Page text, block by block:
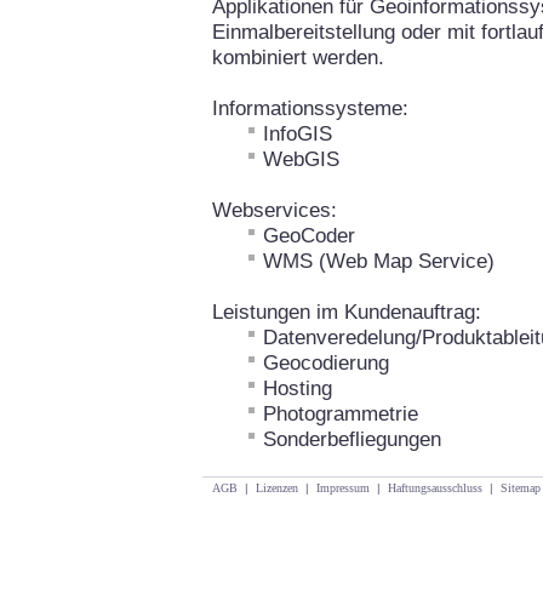
Applikationen für
Einmalbereitstellung oder mit
kombiniert werden.
Informationssysteme:
InfoGIS
WebGIS
Webservices:
GeoCoder
WMS (Web Map Service)
Leistungen im Kundenauftrag:
Datenveredelung/
Geocodierung
Hosting
Photogrammetrie
Sonderbefliegungen
AGB | Lizenzen | Impressum | Haftungsausschluss | Sitemap